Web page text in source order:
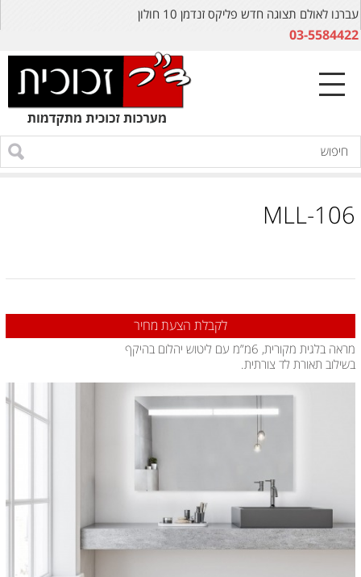
עברנו לאולם תצוגה חדש פליקס זנדמן 10 חולון
03-5584422
MLL-106
לקבלת הצעת מחיר
מראה בלגית מקורית, 6מ”מ עם ליטוש יהלום בהיקף
בשילוב תאורת לד צורתית.